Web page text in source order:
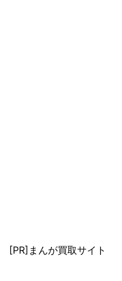
[PR]まんが買取サイト